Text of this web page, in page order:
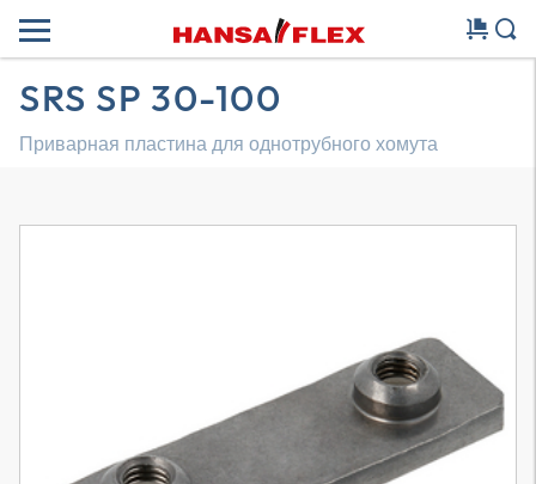
SRS SP 30-100
Приварная пластина для однотрубного хомута